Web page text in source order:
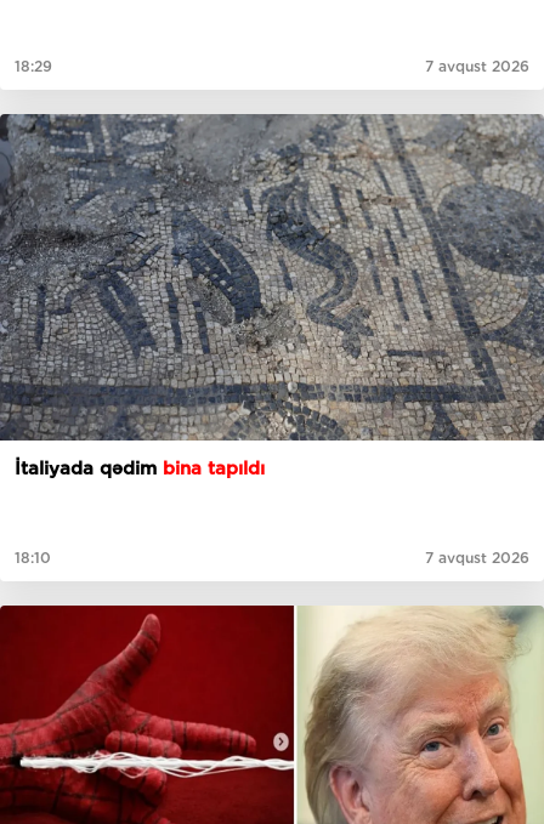
18:29 7 avqust 2026
İtaliyada qədim bina tapıldı
18:10 7 avqust 2026